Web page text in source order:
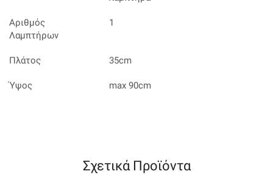
Αριθμός
Λαμπτήρων
1
Πλάτος 35cm
Ύψος max 90cm
Σχετικά Προϊόντα